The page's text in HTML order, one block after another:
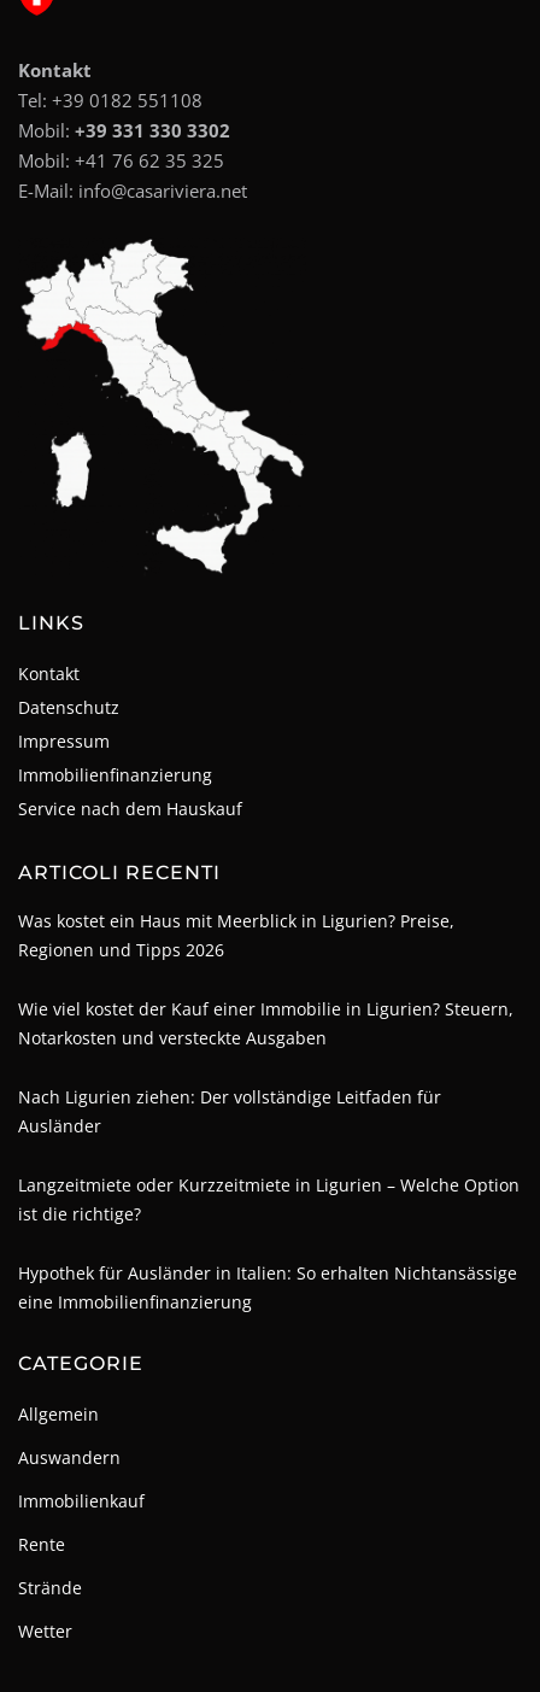
Kontakt
Tel: +39 0182 551108
Mobil: +39 331 330 3302
Mobil: +41 76 62 35 325
E-Mail: info@casariviera.net
LINKS
Kontakt
Datenschutz
Impressum
Immobilienfinanzierung
Service nach dem Hauskauf
ARTICOLI RECENTI
Was kostet ein Haus mit Meerblick in Ligurien? Preise,
Regionen und Tipps 2026
Wie viel kostet der Kauf einer Immobilie in Ligurien? Steuern,
Notarkosten und versteckte Ausgaben
Nach Ligurien ziehen: Der vollständige Leitfaden für
Ausländer
Langzeitmiete oder Kurzzeitmiete in Ligurien – Welche Option
ist die richtige?
Hypothek für Ausländer in Italien: So erhalten Nichtansässige
eine Immobilienfinanzierung
CATEGORIE
Allgemein
Auswandern
Immobilienkauf
Rente
Strände
Wetter